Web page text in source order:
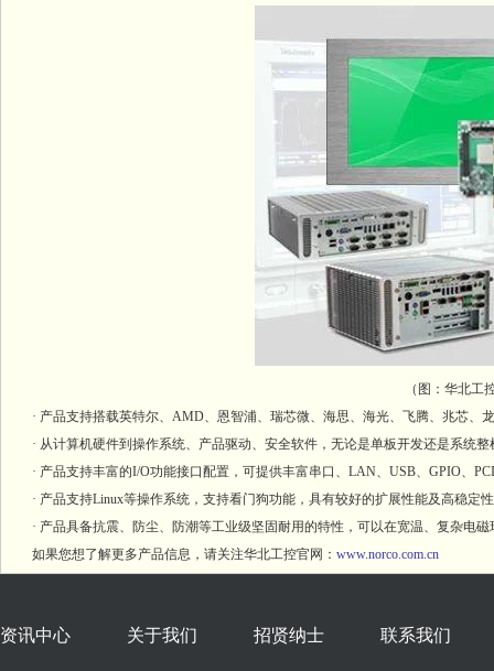
（图：华北工控
· 产品支持搭载英特尔、AMD、恩智浦、瑞芯微、海思、海光、飞腾、兆芯、
· 从计算机硬件到操作系统、产品驱动、安全软件，无论是单板开发还是系统整
· 产品支持丰富的I/O功能接口配置，可提供丰富串口、LAN、USB、GPIO、
· 产品支持Linux等操作系统，支持看门狗功能，具有较好的扩展性能及高稳定
· 产品具备抗震、防尘、防潮等工业级坚固耐用的特性，可以在宽温、复杂电磁
如果您想了解更多产品信息，请关注华北工控官网： www.norco.com.cn
资讯中心 关于我们 招贤纳士 联系我们